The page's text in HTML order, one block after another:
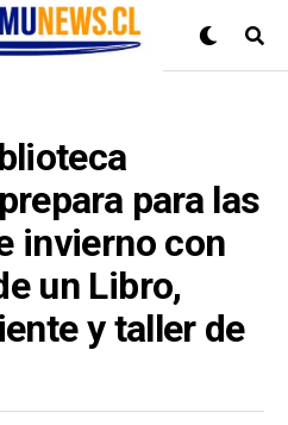
para las
invierno con
un Libro,
y taller de